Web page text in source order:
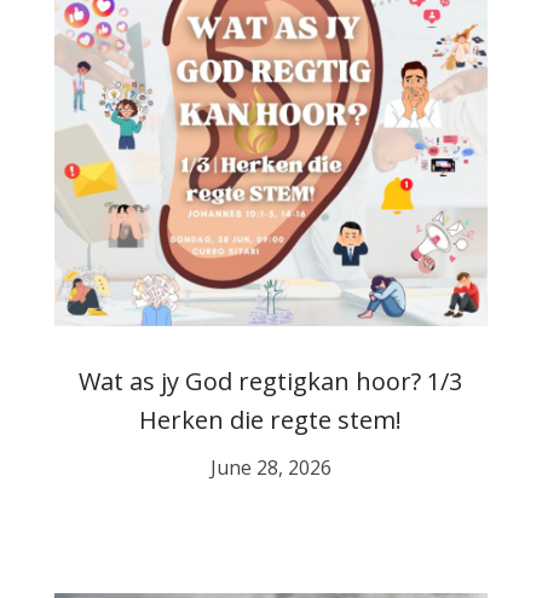
Wat as jy God regtigkan hoor? 1/3
Herken die regte stem!
June 28, 2026